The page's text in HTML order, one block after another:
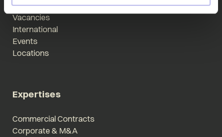
Contact
Vacancies
International
Events
Locations
Expertises
Commercial Contracts
Corporate & M&A